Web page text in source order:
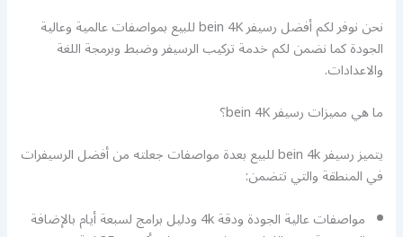
نحن نوفر لكم أفضل رسيفر bein 4K للبيع بمواصفات عالمية وعالية
الجودة كما نضمن لكم خدمة تركيب الرسيفر وضبط وبرمجة اللغة
والاعدادات.
ما هي مميزات رسيفر bein 4K؟
يتميز رسيفر bein 4k للبيع بعدة مواصفات جعلته من أفضل الرسيفرات
في المنطقة والتي تتضمن:
مواصفات عالية الجودة ودقة 4k ودليل برامج لسبعة أيام بالإضافة